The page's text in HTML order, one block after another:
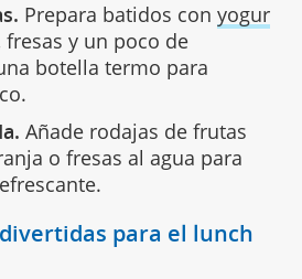
Prepara batidos con yogur
fresas y un poco de
botella termo para
Añade rodajas de frutas
o fresas al agua para
para el lunch